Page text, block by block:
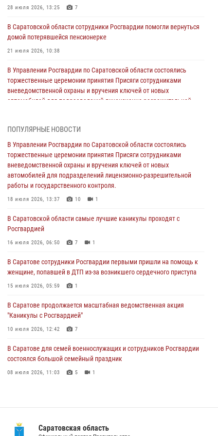
28 июля 2026, 13:25 7
В Саратовской области сотрудники Росгвардии помогли вернуться
домой потерявшейся пенсионерке
21 июля 2026, 10:38
В Управлении Росгвардии по Саратовской области состоялись
торжественные церемонии принятия Присяги сотрудниками
вневедомственной охраны и вручения ключей от новых
автомобилей для подразделений лицензионно-разрешительной
В Саратовской области самые лучшие каникулы проходят с
Росгвардией
16 июля 2026, 06:50 7 1
В Саратове сотрудники Росгвардии первыми пришли на помощь к
женщине, попавшей в ДТП из-за возникшего сердечного приступа
В Саратове продолжается масштабная ведомственная акция
"Каникулы с Росгвардией"
В Саратовской области при содействии спецназа Росгвардии
задержан подозреваемый в незаконном обороте наркотиков
В Саратове для семей военнослужащих и сотрудников Росгвардии
состоялся большой семейный праздник
ПОПУЛЯРНЫЕ НОВОСТИ
В Управлении Росгвардии по Саратовской области состоялись
торжественные церемонии принятия Присяги сотрудниками
вневедомственной охраны и вручения ключей от новых
автомобилей для подразделений лицензионно-разрешительной
работы и государственного контроля.
18 июля 2026, 13:37 10 1
В Саратовской области самые лучшие каникулы проходят с
Росгвардией
16 июля 2026, 06:50 7 1
В Саратове сотрудники Росгвардии первыми пришли на помощь к
женщине, попавшей в ДТП из-за возникшего сердечного приступа
15 июля 2026, 05:59 1
В Саратове продолжается масштабная ведомственная акция
"Каникулы с Росгвардией"
10 июля 2026, 12:42 7
В Саратове для семей военнослужащих и сотрудников Росгвардии
состоялся большой семейный праздник
08 июля 2026, 11:03 5 1
Саратовская область